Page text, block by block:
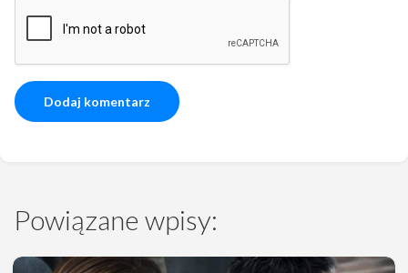
Powiązane wpisy: